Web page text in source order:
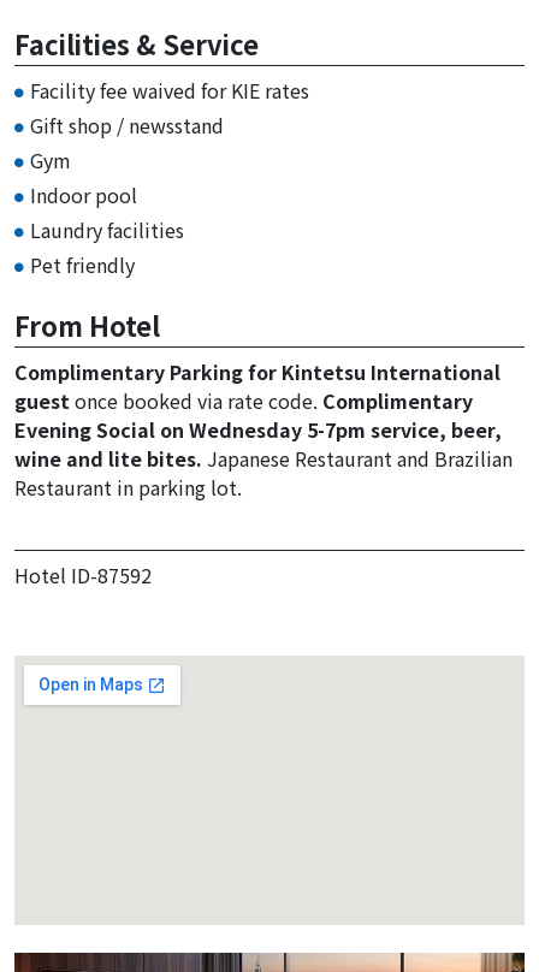
Facilities & Service
Facility fee waived for KIE rates
Gift shop / newsstand
Gym
Indoor pool
Laundry facilities
Pet friendly
From Hotel
Complimentary Parking for Kintetsu International
guestonce booked via rate code. Complimentary
Evening Social on Wednesday 5-7pm service, beer,
wine and lite bites. Japanese Restaurant and Brazilian
Restaurant in parking lot.
Hotel ID-87592